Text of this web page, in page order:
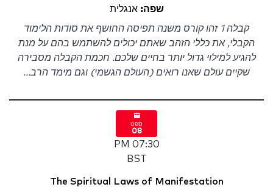
שפה: אנגלית
קבלה 1 זהו קורס משנה תפיסה החושף את סודות הלימוד
הקבלי, את כללי הזהב שאתם יכולים להשתמש בהם על מנת
להגיע למילוי גדול יותר בחיים שלכם. חכמת הקבלה מסבירה
שקיים עולם שאנו רואים (העולם הגשמי) וגם מימד הרב...
ספט
08
07:30 PM
BST
The Spiritual Laws of Manifestation